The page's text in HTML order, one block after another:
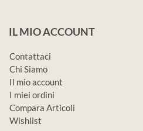
IL MIO ACCOUNT
Contattaci
Chi Siamo
Il mio account
I miei ordini
Compara Articoli
Wishlist